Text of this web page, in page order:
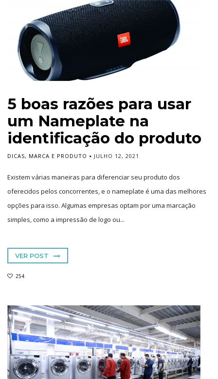
5 boas razões para usar
um Nameplate na
identificação do produto
DICAS, MARCA E PRODUTO JULHO 12, 2021
Existem várias maneiras para diferenciar seu produto dos
oferecidos pelos concorrentes, e o nameplate é uma das melhores
opções para isso. Algumas empresas optam por uma marcação
simples, como a impressão de logo ou...
VER POST
254